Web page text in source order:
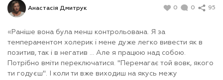
Анастасія Дмитрук 0 0 95
«Раніше вона була менш контрольована. Я за
темпераментом холерик і мене дуже легко вивести як в
позитив, так і в негатив ... Але я працюю над собою.
Потрібно вміти переключатися. "Перемагає той вовк, якого
ти годуєш". І коли ти вже виходиш на якусь межу